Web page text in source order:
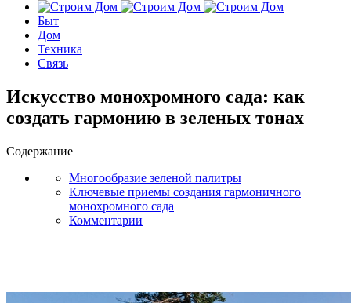
Быт
Дом
Техника
Связь
Искусство монохромного сада: как
создать гармонию в зеленых тонах
Содержание
Многообразие зеленой палитры
Ключевые приемы создания гармоничного
монохромного сада
Комментарии